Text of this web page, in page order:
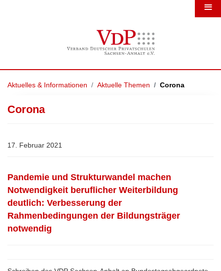
Aktuelles & Informationen Aktuelle Themen Corona
Corona
17. Februar 2021
Pandemie und Strukturwandel machen
Notwendigkeit beruflicher Weiterbildung
deutlich: Verbesserung der
Rahmenbedingungen der Bildungsträger
notwendig
≡